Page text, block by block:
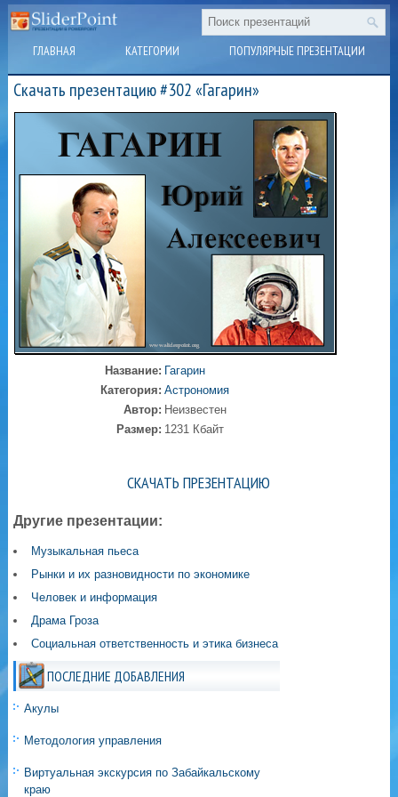
ГЛАВНАЯ КАТЕГОРИИ ПОПУЛЯРНЫЕ ПРЕЗЕНТАЦИИ
Скачать презентацию #302 «Гагарин»
Название: Гагарин
Категория: Астрономия
Автор: Неизвестен
Размер: 1231 Кбайт
СКАЧАТЬ ПРЕЗЕНТАЦИЮ
Другие презентации:
Музыкальная пьеса
Рынки и их разновидности по экономике
Человек и информация
Драма Гроза
Социальная ответственность и этика бизнеса
ПОСЛЕДНИЕ ДОБАВЛЕНИЯ
Акулы
Методология управления
Виртуальная экскурсия по Забайкальскому
краю